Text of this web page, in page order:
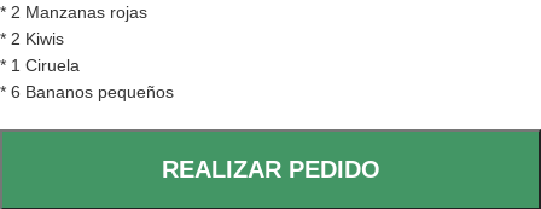
* 2 Manzanas rojas
* 2 Kiwis
* 1 Ciruela
* 6 Bananos pequeños
REALIZAR PEDIDO